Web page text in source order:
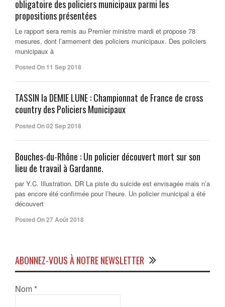
obligatoire des policiers municipaux parmi les
propositions présentées
Le rapport sera remis au Premier ministre mardi et propose 78
mesures, dont l’armement des policiers municipaux. Des policiers
municipaux à
Posted On 11 Sep 2018
TASSIN la DEMIE LUNE : Championnat de France de cross
country des Policiers Municipaux
Posted On 02 Sep 2018
Bouches-du-Rhône : Un policier découvert mort sur son
lieu de travail à Gardanne.
par Y.C. Illustration. DR La piste du suicide est envisagée mais n’a
pas encore été confirmée pour l’heure. Un policier municipal a été
découvert
Posted On 27 Août 2018
ABONNEZ-VOUS À NOTRE NEWSLETTER
Nom *